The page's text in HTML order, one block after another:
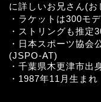
に詳しいお兄さん(お
・ラケットは300モ
・ストリングも推定
・日本スポーツ協会
(JSPO-AT)
・千葉県木更津市出
・1987年11月生まれ